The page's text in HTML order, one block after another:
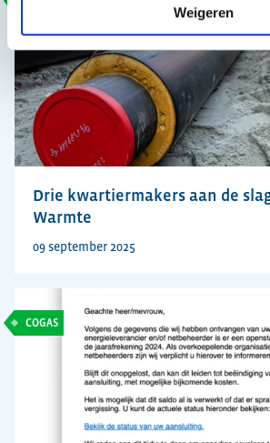
Weigeren
Drie kwartiermakers aan de
Warmte
09 september 2025
COGAS